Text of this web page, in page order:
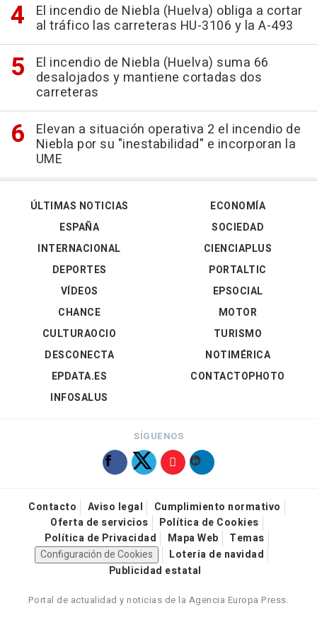
El incendio de Niebla (Huelva) obliga a cortar
al tráfico las carreteras HU-3106 y la A-493
El incendio de Niebla (Huelva) suma 66
desalojados y mantiene cortadas dos
carreteras
Elevan a situación operativa 2 el incendio de
Niebla por su "inestabilidad" e incorporan la
UME
ÚLTIMAS NOTICIAS
ESPAÑA
INTERNACIONAL
DEPORTES
VÍDEOS
ECONOMÍA
SOCIEDAD
CIENCIAPLUS
PORTALTIC
EPSOCIAL
CHANCE
CULTURAOCIO
DESCONECTA
EPDATA.ES
INFOSALUS
MOTOR
TURISMO
NOTIMÉRICA
CONTACTOPHOTO
SÍGUENOS
Contacto Aviso legal
Cumplimiento normativo
Oferta de servicios
Política de Cookies
Política de Privacidad
Mapa Web
Temas
Configuración de Cookies
Loteria de navidad
Publicidad estatal
Portal de actualidad y noticias de la Agencia Europa Press.